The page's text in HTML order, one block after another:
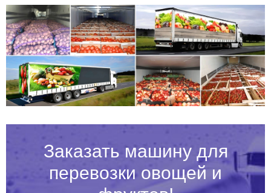
Заказать машину для
перевозки овощей и